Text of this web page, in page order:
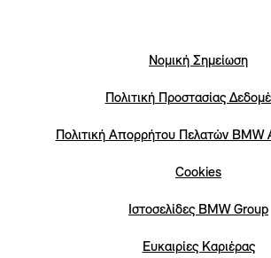
Νομική Σημείωση
Πολιτική Προστασίας
Πολιτική Απορρήτου Πελατών ΒΜW
Cookies
Iστοσελίδες BMW Group
Eυκαιρίες Καριέρας